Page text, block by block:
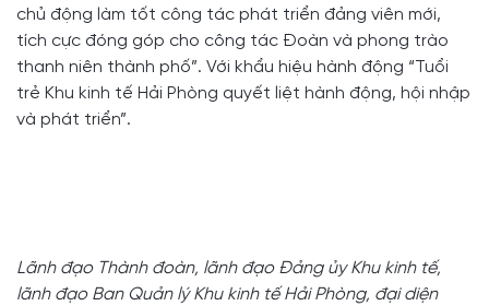
chủ động làm tốt công tác phát triển đảng viên mới,
tích cực đóng góp cho công tác Đoàn và phong trào
thanh niên thành phố”. Với khẩu hiệu hành động “Tuổi
trẻ Khu kinh tế Hải Phòng quyết liệt hành động, hội nhập
và phát triển”.
Lãnh đạo Thành đoàn, lãnh đạo Đảng ủy Khu kinh tế,
lãnh đạo Ban Quản lý Khu kinh tế Hải Phòng, đại diện